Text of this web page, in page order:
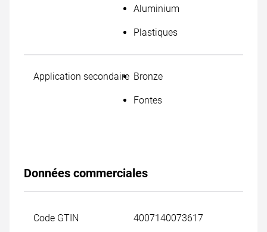
Aluminium
Plastiques
Application secondaire Bronze
Fontes
Données commerciales
Code GTIN 4007140073617